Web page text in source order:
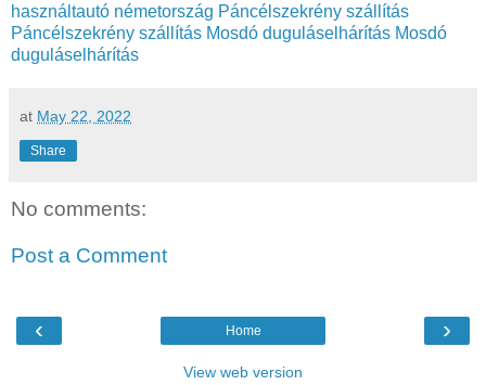
használtautó németország Páncélszekrény szállítás
Páncélszekrény szállítás Mosdó duguláselhárítás Mosdó
duguláselhárítás
at May 22, 2022
Share
No comments:
Post a Comment
‹ ›
Home
View web version